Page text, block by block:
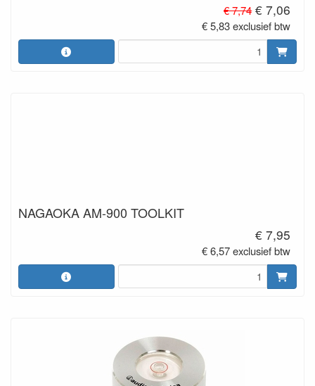
€ 7,74 € 7,06
€ 5,83 exclusief btw
NAGAOKA AM-900 TOOLKIT
€ 7,95
€ 6,57 exclusief btw